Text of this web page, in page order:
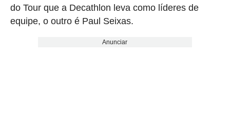
do Tour que a Decathlon leva como líderes de
equipe, o outro é Paul Seixas.
Anunciar